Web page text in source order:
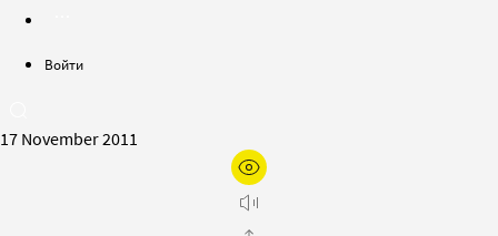
Войти
17 November 2011